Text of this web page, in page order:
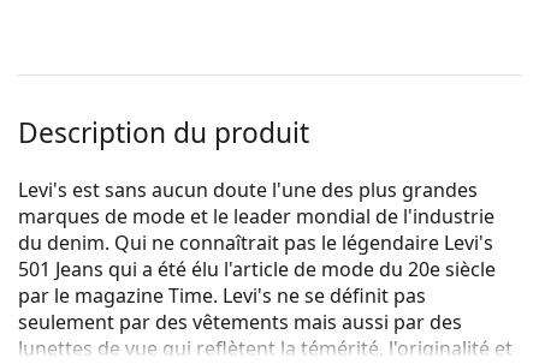
Description du produit
Levi's est sans aucun doute l'une des plus grandes
marques de mode et le leader mondial de l'industrie
du denim. Qui ne connaîtrait pas le légendaire Levi's
501 Jeans qui a été élu l'article de mode du 20e siècle
par le magazine Time. Levi's ne se définit pas
seulement par des vêtements mais aussi par des
lunettes de vue qui reflètent la témérité, l'originalité et